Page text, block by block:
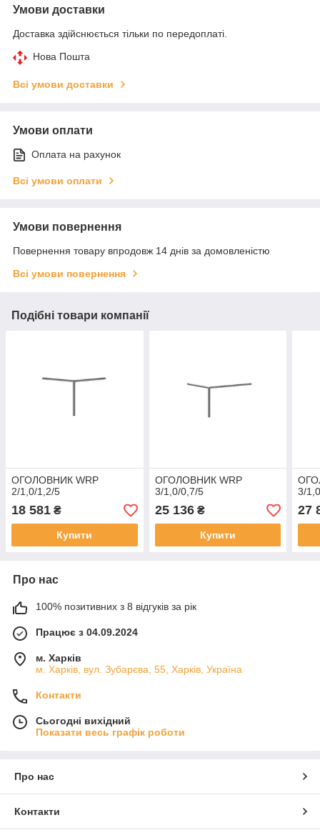
Умови доставки
Доставка здійснюється тільки по передоплаті.
Нова Пошта
Всі умови доставки
Умови оплати
Оплата на рахунок
Всі умови оплати
Умови повернення
Повернення товару впродовж 14 днів за домовленістю
Всі умови повернення
Подібні товари компанії
ОГОЛОВНИК WRP
2/1,0/1,2/5
18 581 ₴
Купити
ОГОЛОВНИК WRP
3/1,0/0,7/5
25 136₴
Купити
3/
27
Про нас
100% позитивних з 8 відгуків за рік
Працює з 04.09.2024
м. Харків
м. Харків, вул. Зубарєва, 55, Харків, Україна
Контакти
Сьогодні вихідний
Показати весь графік роботи
Про нас
Контакти